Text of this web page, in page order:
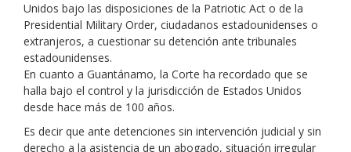
Unidos bajo las disposiciones de la Patriotic Act o de la
Presidential Military Order, ciudadanos estadounidenses o
extranjeros, a cuestionar su detención ante tribunales
estadounidenses.
En cuanto a Guantánamo, la Corte ha recordado que se
halla bajo el control y la jurisdicción de Estados Unidos
desde hace más de 100 años.
Es decir que ante detenciones sin intervención judicial y sin
derecho a la asistencia de un abogado, situación irregular